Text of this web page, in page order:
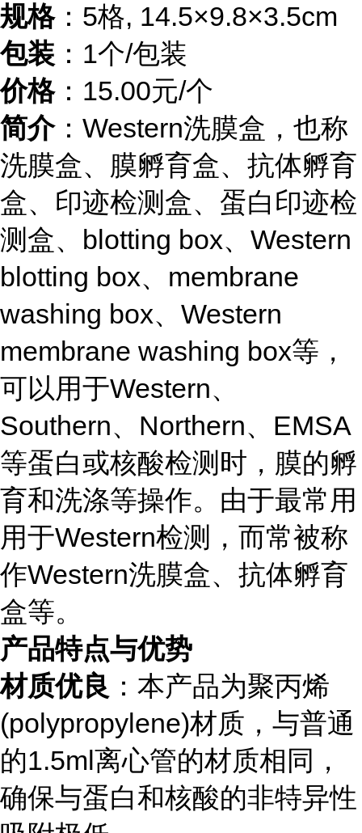
规格：5格, 14.5×9.8×3.5cm
包装 ：1个/包装
价格：15.00元/个
简介：Western洗膜盒，也称
洗膜盒、膜孵育盒、抗体孵育
盒、印迹检测盒、蛋白印迹检
测盒、blotting box、Western
blotting box、membrane
washing box、Western
membrane washing box等，
可以用于Western、
Southern、Northern、EMSA
等蛋白或核酸检测时，膜的孵
育和洗涤等操作。由于最常用
用于Western检测，而常被称
作Western洗膜盒、抗体孵育
盒等。
产品特点与优势
材质优良 ：本产品为聚丙烯
(polypropylene)材质，与普通
的1.5ml离心管的材质相同，
确保与蛋白和核酸的非特异性